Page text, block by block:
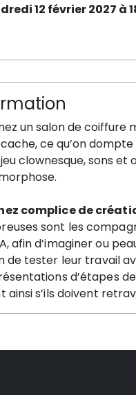
12 février 2027 à
un salon de coiffure
cache, ce qu’on
clownesque, sons
complice de
sont les
afin d’imaginer ou
de tester leur travail
d’étapes
ainsi s’ils doivent